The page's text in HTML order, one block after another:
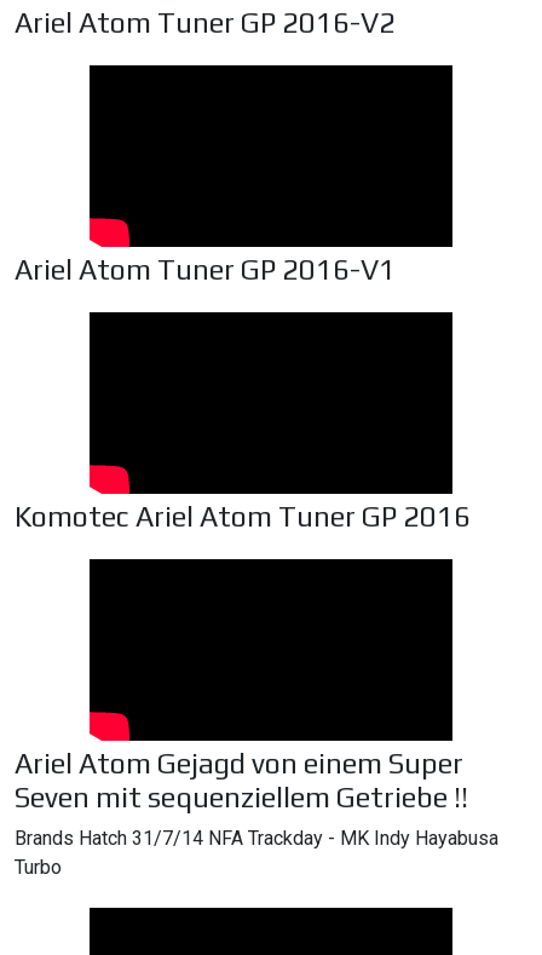
Ariel Atom Tuner GP 2016-V2
Ariel Atom Tuner GP 2016-V1
Komotec Ariel Atom Tuner GP 2016
Ariel Atom Gejagd von einem Super
Seven mit sequenziellem Getriebe !!
Brands Hatch 31/7/14 NFA Trackday - MK Indy Hayabusa
Turbo